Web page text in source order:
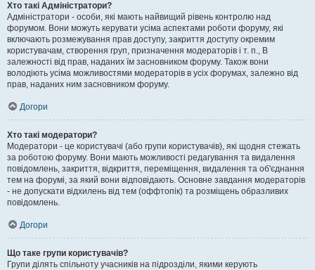
Хто такі Адміністратори?
Адміністратори - особи, які мають найвищий рівень контролю над
форумом. Вони можуть керувати усіма аспектами роботи форуму, які
включають розмежування прав доступу, закриття доступу окремим
користувачам, створення груп, призначення модераторів і т. п., В
залежності від прав, наданих їм засновником форуму. Також вони
володіють усіма можливостями модераторів в усіх форумах, залежно від
прав, наданих ним засновником форуму.
Догори
Хто такі модератори?
Модератори - це користувачі (або групи користувачів), які щодня стежать
за роботою форуму. Вони мають можливості редагування та видалення
повідомлень, закриття, відкриття, переміщення, видалення та об'єднання
тем на форумі, за який вони відповідають. Основне завдання модераторів
- не допускати відхилень від тем (оффтопік) та розміщень образливих
повідомлень.
Догори
Що таке групи користувачів?
Групи ділять спільноту учасників на підрозділи, якими керують